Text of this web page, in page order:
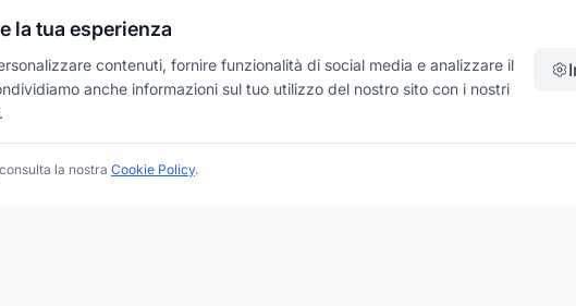
la tua esperienza
contenuti, fornire funzionalità di social media e analizzare il
anche informazioni sul tuo utilizzo del nostro sito con i nostri
la nostra Cookie Policy.